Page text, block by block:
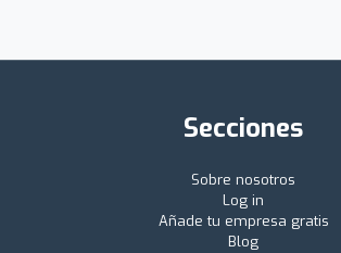
Secciones
Sobre nosotros
Log in
Añade tu empresa gratis
Blog